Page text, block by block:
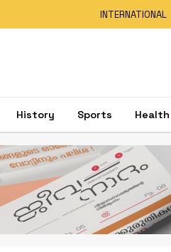
INTERNATIONAL
History Sports Health